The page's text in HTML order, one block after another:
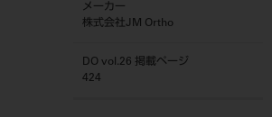
メーカー
株式会社JM Ortho
DO vol.26 掲載ページ
424